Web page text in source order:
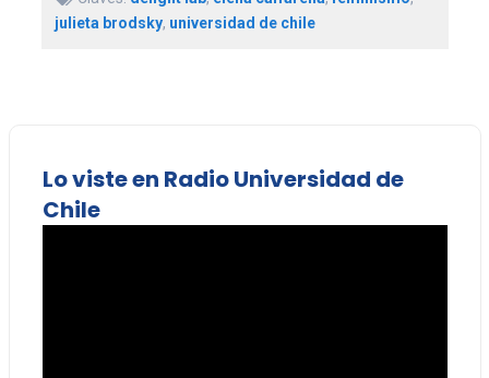
julieta brodsky, universidad de chile
Lo viste en Radio Universidad de
Chile